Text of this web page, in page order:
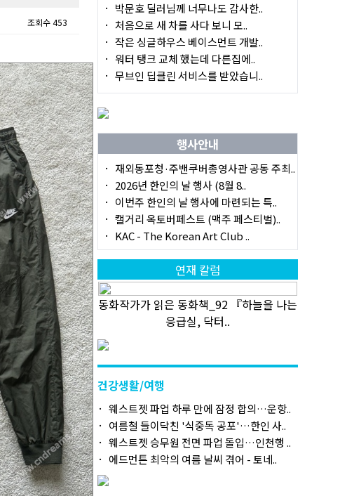
조회수 453
박문호 딜러님께 너무나도 감사한..
처음으로 새 차를 사다 보니 모..
작은 싱글하우스 베이스먼트 개발..
워터 탱크 교체 했는데 다른집에..
무브인 딥클린 서비스를 받았습니..
행사안내
재외동포청·주밴쿠버총영사관 공동 주최..
2026년 한인의 날 행사 (8월 8..
이번주 한인의 날 행사에 마련되는 특..
캘거리 옥토버페스트 (맥주 페스티벌)..
KAC - The Korean Art Club ..
연재 칼럼
동화작가가 읽은 동화책_92 『하늘을 나는
응급실, 닥터..
건강생활/여행
웨스트젯 파업 하루 만에 잠정 합의…운항..
여름철 들이닥친 '식중독 공포'…한인 사..
웨스트젯 승무원 전면 파업 돌입…인천행 ..
에드먼튼 최악의 여름 날씨 겪어 - 토네..